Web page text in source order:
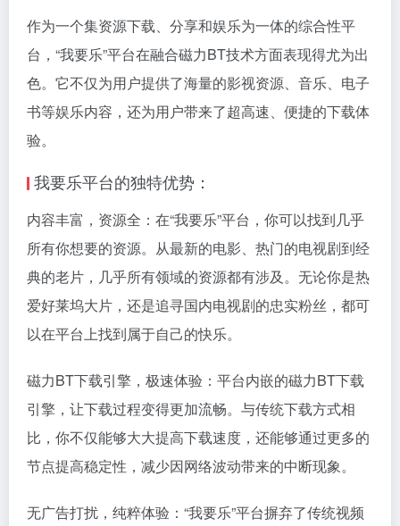
作为一个集资源下载、分享和娱乐为一体的综合性平
台，“我要乐”平台在融合磁力BT技术方面表现得尤为出
色。它不仅为用户提供了海量的影视资源、音乐、电子
书等娱乐内容，还为用户带来了超高速、便捷的下载体
验。
我要乐平台的独特优势：
内容丰富，资源全：在“我要乐”平台，你可以找到几乎
所有你想要的资源。从最新的电影、热门的电视剧到经
典的老片，几乎所有领域的资源都有涉及。无论你是热
爱好莱坞大片，还是追寻国内电视剧的忠实粉丝，都可
以在平台上找到属于自己的快乐。
磁力BT下载引擎，极速体验：平台内嵌的磁力BT下载
引擎，让下载过程变得更加流畅。与传统下载方式相
比，你不仅能够大大提高下载速度，还能够通过更多的
节点提高稳定性，减少因网络波动带来的中断现象。
无广告打扰，纯粹体验：“我要乐”平台摒弃了传统视频